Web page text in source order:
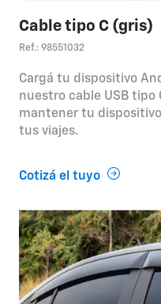
Cable tipo C (gris)
Ref.: 98551032
Cargá tu dispositivo
nuestro cable USB tipo
mantener tu
tus viajes.
Cotizá el tuyo